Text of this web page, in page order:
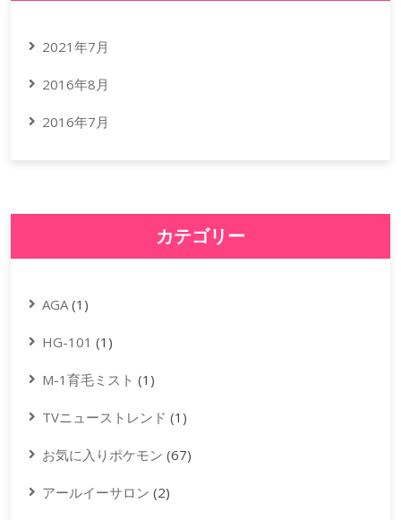
2021年7月
2016年8月
2016年7月
カテゴリー
AGA(1)
HG-101 (1)
M-1育毛ミスト (1)
TVニューストレンド (1)
お気に入りポケモン (67)
アールイーサロン (2)